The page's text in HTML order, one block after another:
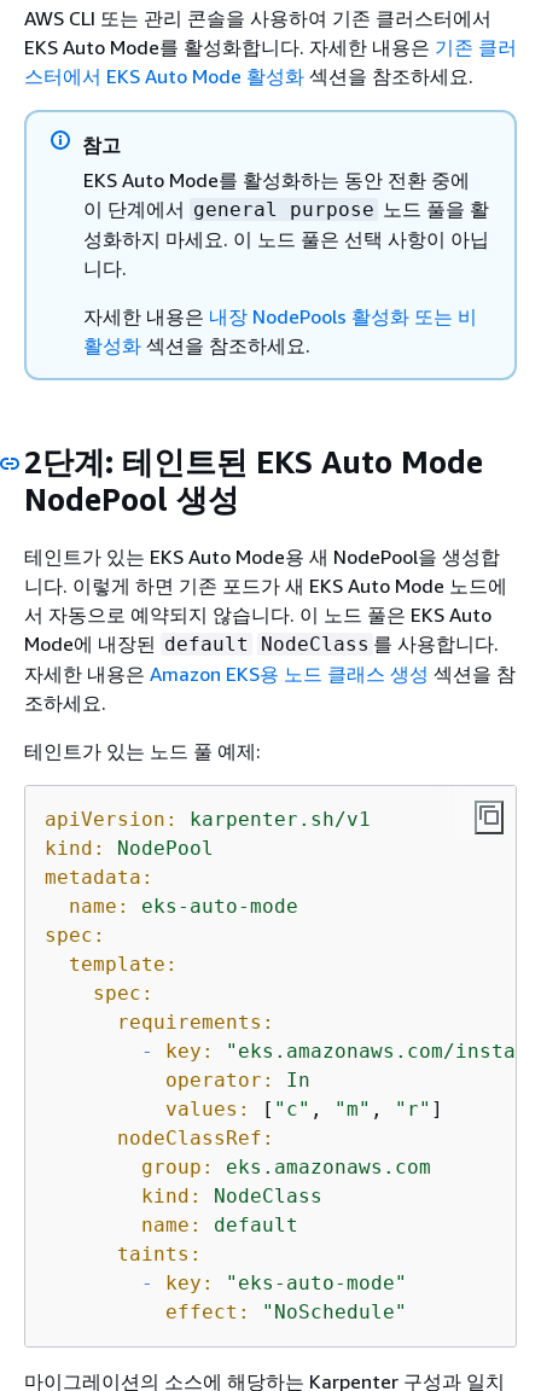
AWS CLI 또는 관리 콘솔을 사용하여 기존 클러스터에서
EKS Auto Mode를 활성화합니다. 자세한 내용은 기존 클러
스터에서 EKS Auto Mode 활성화 섹션을 참조하세요.
참고
EKS Auto Mode를 활성화하는 동안 전환 중에
이 단계에서 general purpose 노드 풀을 활
성화하지 마세요. 이 노드 풀은 선택 사항이 아닙
니다.
자세한 내용은 내장 NodePools 활성화 또는 비
활성화 섹션을 참조하세요.
2단계: 테인트된 EKS Auto Mode
NodePool 생성
테인트가 있는 EKS Auto Mode용 새 NodePool을 생성합
니다. 이렇게 하면 기존 포드가 새 EKS Auto Mode 노드에
서 자동으로 예약되지 않습니다. 이 노드 풀은 EKS Auto
Mode에 내장된 default NodeClass 를 사용합니다.
자세한 내용은 Amazon EKS용 노드 클래스 생성 섹션을 참
조하세요.
테인트가 있는 노드 풀 예제:
apiVersion:
karpenter.sh/v1
kind:
NodePool
metadata:
name:
eks-auto-mode
spec:
template:
spec:
requirements:
-
key:
"eks.amazonaws.com/
operator:
In
values:
[ "c" , "m" , "r" ]
nodeClassRef:
group:
eks.amazonaws.com
kind:
NodeClass
name:
default
taints:
-
key:
"eks-auto-mode"
effect:
"NoSchedule"
마이그레이션의 소스에 해당하는 Karpenter 구성과 일치